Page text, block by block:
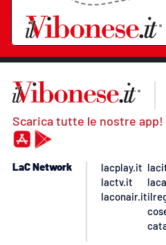
Scarica tutte le nostre app!
LaC Network
lacplay.it
lactv.it
laconair.it